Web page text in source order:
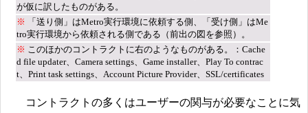
が仮に訳したものがある。
※
「送り側」はMetro実行環境に依頼する側、「受け側」はMe
tro実行環境から依頼される側である（前出の図を参照）。
※ このほかのコントラクトに右のようなものがある。：Cache
d file updater、Camera settings、Game installer、Play To contrac
t、Print task settings、Account Picture Provider、SSL/certificates
コントラクトの多くはユーザーの関与が必要なことに気